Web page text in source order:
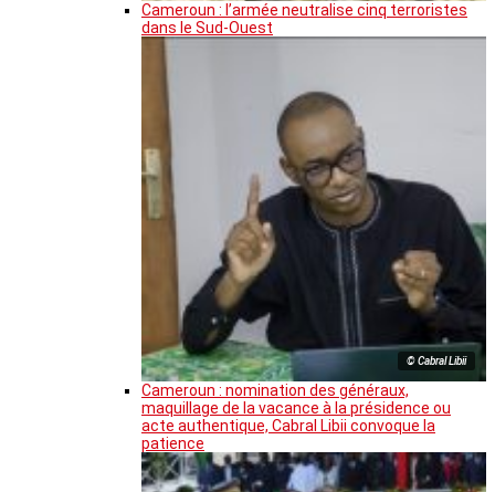
Cameroun : l’armée neutralise cinq terroristes
dans le Sud-Ouest
© Cabral Libii
Cameroun : nomination des généraux,
maquillage de la vacance à la présidence ou
acte authentique, Cabral Libii convoque la
patience